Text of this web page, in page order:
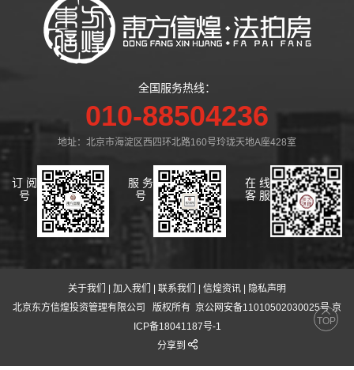
全国服务热线：
010-88504236
地址：北京市海淀区西四环北路160号玲珑天地A座428室
订 阅
号
服 务
号
在 线
客 服
关于我们 加入我们 联系我们 信煌资讯
隐私声明
北京东方信煌投资管理有限公司
版权所有 京公网安备11010502030025号 京
ICP备18041187号-1
分享到
TOP